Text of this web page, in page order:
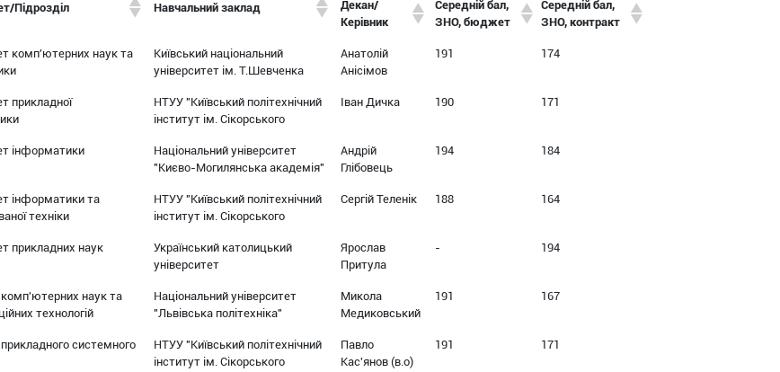
Підрозділ Навчальний заклад
Декан/
Керівник
Середній бал,
ЗНО, бюджет
Середній бал,
ЗНО, контракт
комп'ютерних наук та
Київський національний
університет ім. Т.Шевченка
Анатолій
Анісімов
191 174
прикладної
НТУУ "Київський політехнічний
інститут ім. Сікорського
Іван Дичка 190 171
інформатики
Національний університет
"Києво-Могилянська академія"
Андрій
Глібовець
194 184
інформатики та
техніки
НТУУ "Київський політехнічний
інститут ім. Сікорського
Сергій Теленік 188 164
прикладних наук
Український католицький
університет
Ярослав
Притула
- 194
комп'ютерних наук та
технологій
Національний університет
"Львівська політехніка"
Микола
Медиковський
191 167
прикладного системного
НТУУ "Київський політехнічний
інститут ім. Сікорського
Павло
Кас'янов (в.о)
191 171